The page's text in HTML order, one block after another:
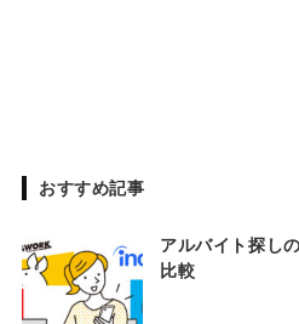
おすすめ記事
アルバイト探し
比較